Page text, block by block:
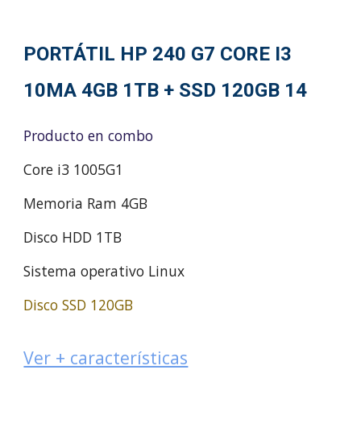
PORTÁTIL HP 240 G7 CORE I3
10MA 4GB 1TB + SSD 120GB 14
Producto en combo
Core i3 1005G1
Memoria Ram 4GB
Disco HDD 1TB
Sistema operativo Linux
Disco SSD 120GB
Ver + características